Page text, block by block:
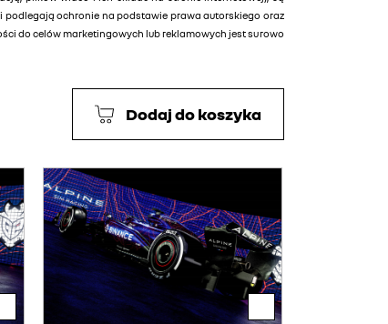
podlegają ochronie na podstawie prawa autorskiego oraz
do celów marketingowych lub reklamowych jest surowo
Dodaj do koszyka